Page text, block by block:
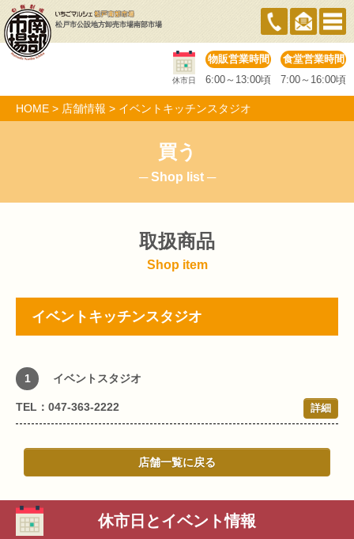
松戸市公設地方卸売市場南部市場
食堂営業時間
7:00～16:00頃
物販営業時間
6:00～13:00頃
休市日
HOME > 店舗情報 > イベントキッチンスタジオ
買う
─ Shop list ─
取扱商品
Shop item
イベントキッチンスタジオ
1 イベントスタジオ
TEL：047-363-2222 詳細
店舗一覧に戻る
休市日とイベント情報